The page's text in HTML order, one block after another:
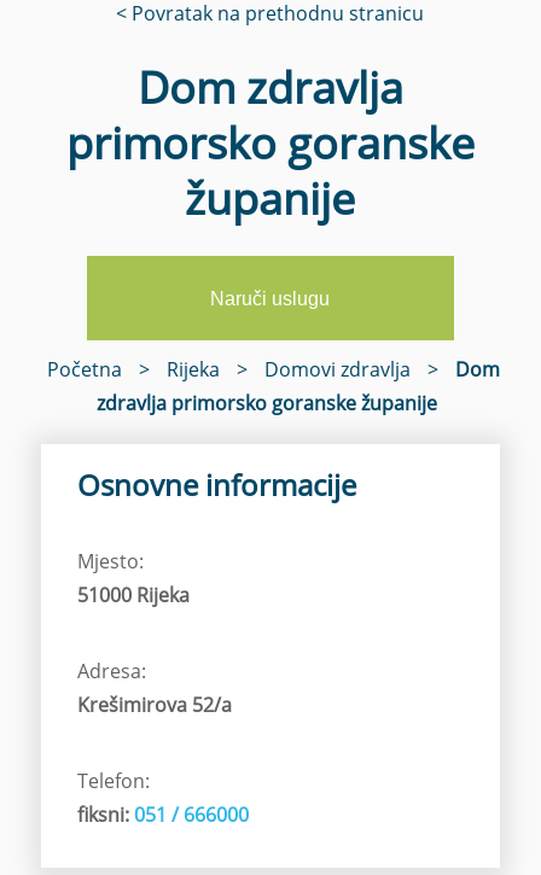
< Povratak na prethodnu stranicu
Dom zdravlja
primorsko goranske
županije
Naruči uslugu
Početna > Rijeka > Domovi zdravlja >
Dom
zdravlja primorsko goranske županije
Osnovne informacije
Mjesto:
51000 Rijeka
Adresa:
Krešimirova 52/a
Telefon:
fiksni:051 / 666000